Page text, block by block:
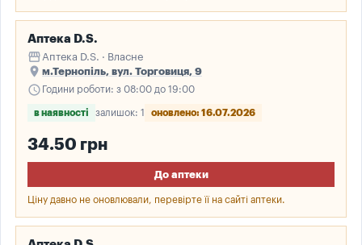
Аптека D.S.
storefront Аптека D.S. · Власне
place м.Тернопіль, вул. Торговиця, 9
schedule Години роботи: з 08:00 до 19:00
в наявності залишок: 1 оновлено: 16.07.2026
34.50 грн
До аптеки
Ціну давно не оновлювали, перевірте її на сайті аптеки.